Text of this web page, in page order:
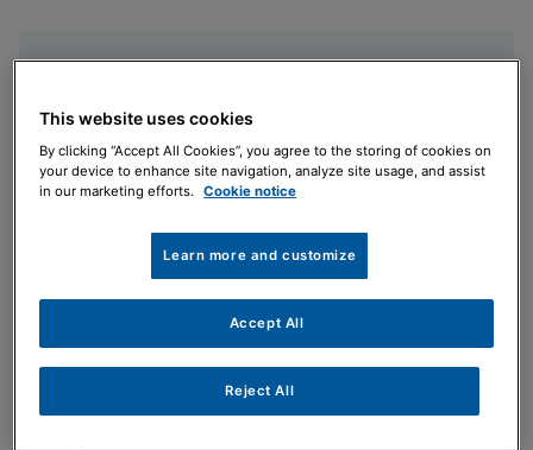
Comandi semplici e intuitivi
Programmazione settimanale dal dispositivo
Dimensioni ridotte
In soli 127x81mm
This website uses cookies
By clicking “Accept All Cookies”, you agree to the storing of cookies on
your device to enhance site navigation, analyze site usage, and assist
in our marketing efforts. Cookie notice
Learn more and customize
Reject All
Accept All